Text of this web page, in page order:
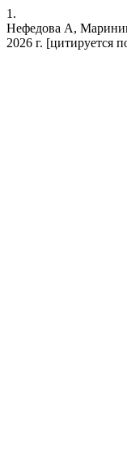
1.
Нефедова А,
2026 г. [цитируется